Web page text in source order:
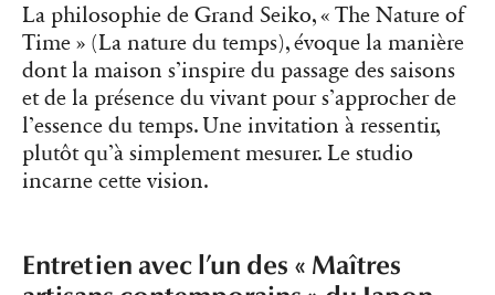
La philosophie de Grand Seiko, « The Nature of
Time » (La nature du temps), évoque la manière
dont la maison s’inspire du passage des saisons
et de la présence du vivant pour s’approcher de
l’essence du temps. Une invitation à ressentir,
plutôt qu’à simplement mesurer. Le studio
incarne cette vision.
Entretien avec l’un des « Maîtres